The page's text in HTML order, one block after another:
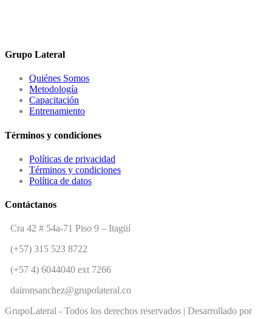
Grupo Lateral
Quiénes Somos
Metodología
Capacitación
Entrenamiento
Términos y condiciones
Políticas de privacidad
Términos y condiciones
Política de datos
Contáctanos
Cra 42 # 54a-71 Piso 9 – Itagüí
(+57) 315 523 8722
(+57 4) 6044040 ext 7266
daironsanchez@grupolateral.co
GrupoLateral - Todos los derechos reservados | Desarrollado por